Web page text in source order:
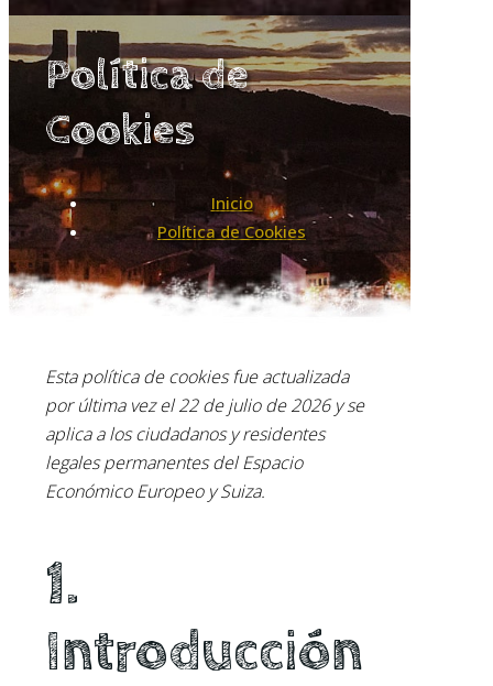
Política de
Cookies
Inicio
Política de Cookies
Esta política de cookies fue actualizada
por última vez el 22 de julio de 2026 y se
aplica a los ciudadanos y residentes
legales permanentes del Espacio
Económico Europeo y Suiza.
1.
Introducción